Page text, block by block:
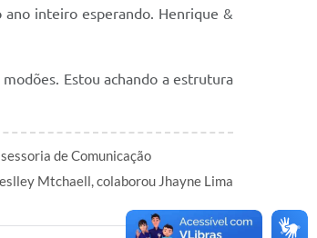
inteiro esperando. Henrique &
Estou achando a estrutura
de Comunicação
Mtchaell, colaborou Jhayne Lima